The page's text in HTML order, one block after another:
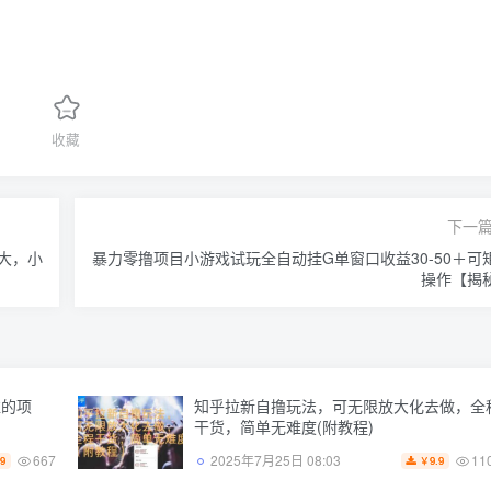
收藏
，小
下一篇
暴力零撸项目小游戏试玩全自动挂G单窗口收益30-50＋可
操作【揭
项
667
知乎拉新自撸玩法，可无限放大化去做，全
干货，简单无难度(附教程)
2025年7月25日 08:03 ￥9.9